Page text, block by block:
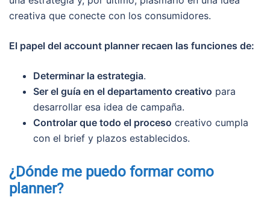
creativa que conecte con los consumidores.
El papel del account planner recaen las funciones de:
Determinar la estrategia.
Ser el guía en el departamento creativo para
desarrollar esa idea de campaña.
Controlar que todo el proceso creativo cumpla
con el brief y plazos establecidos.
¿Dónde me puedo formar como
planner?